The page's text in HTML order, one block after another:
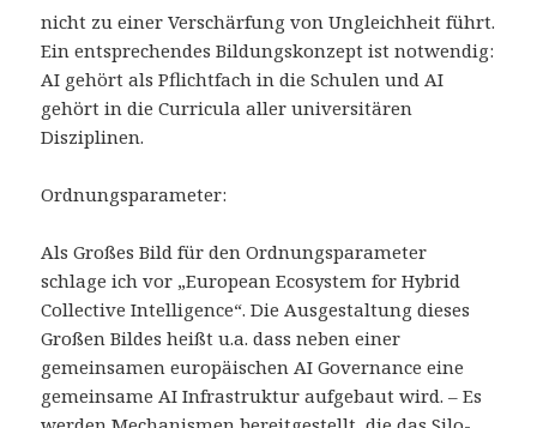
nicht zu einer Verschärfung von Ungleichheit führt.
Ein entsprechendes Bildungskonzept ist notwendig:
AI gehört als Pflichtfach in die Schulen und AI
gehört in die Curricula aller universitären
Disziplinen.
Ordnungsparameter:
Als Großes Bild für den Ordnungsparameter
schlage ich vor „European Ecosystem for Hybrid
Collective Intelligence“. Die Ausgestaltung dieses
Großen Bildes heißt u.a. dass neben einer
gemeinsamen europäischen AI Governance eine
gemeinsame AI Infrastruktur aufgebaut wird. – Es